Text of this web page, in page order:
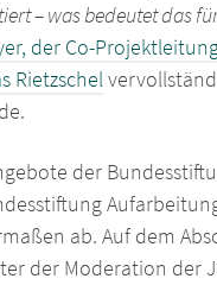
– was bedeutet das
der Co-
Rietzschel
der
ab. Auf dem
der Moderation der